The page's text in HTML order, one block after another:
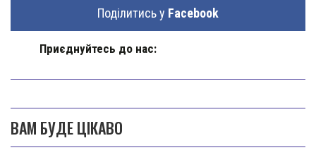
Поділитись у Facebook
Приєднуйтесь до нас:
ВАМ БУДЕ ЦІКАВО